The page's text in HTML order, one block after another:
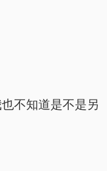
不知道是不是另